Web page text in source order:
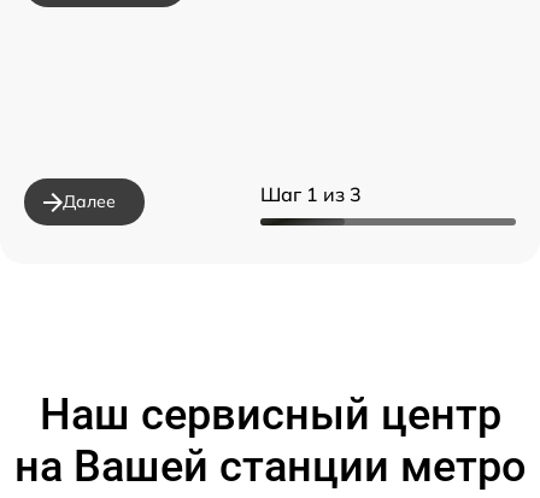
Шаг 1 из 3
Далее
Наш сервисный центр
на Вашей станции метро